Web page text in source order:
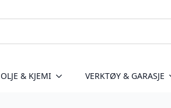
OLJE & KJEMI VERKTØY & GARASJE